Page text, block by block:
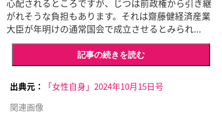
心配されるところですが、じつは前政権から引き継
がれそうな負担もあります。それは齋藤健経済産業
大臣が年明けの通常国会で成立させるとみられ...
記事の続きを読む
出典元：
「女性自身」2024年10月15日号
関連画像